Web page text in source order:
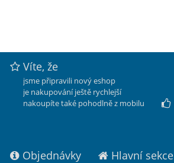
Víte, že
jsme připravili nový eshop
je nakupování ještě rychlejší
nakoupíte také pohodlně z mobilu
Objednávky Hlavní sekce